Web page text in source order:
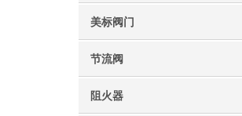
美标阀门
节流阀
阻火器